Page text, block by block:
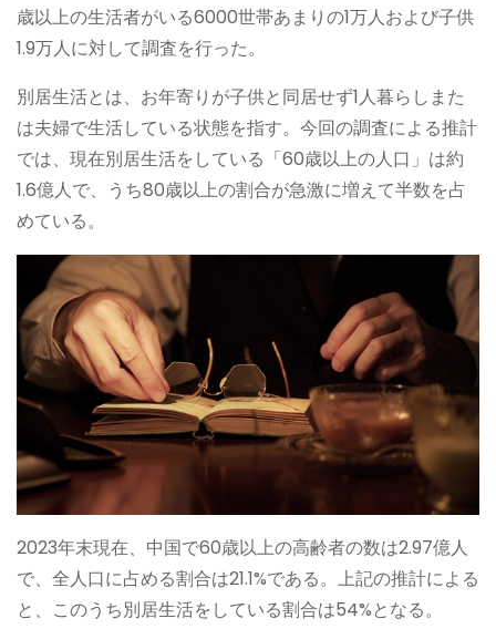
歳以上の生活者がいる6000世帯あまりの1万人および子供
1.9万人に対して調査を行った。
別居生活とは、お年寄りが子供と同居せず1人暮らしまた
は夫婦で生活している状態を指す。今回の調査による推計
では、現在別居生活をしている「60歳以上の人口」は約
1.6億人で、うち80歳以上の割合が急激に増えて半数を占
めている。
2023年末現在、中国で60歳以上の高齢者の数は2.97億人
で、全人口に占める割合は21.1%である。上記の推計による
と、このうち別居生活をしている割合は54%となる。